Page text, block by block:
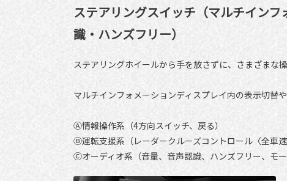
ステアリングスイッチ（マルチイン
識・ハンズフリー）
ステアリングホイールから手を放さずに、さまざまな操
マルチインフォメーションディスプレイ内の表示切替
Ⓐ情報操作系（4方向スイッチ、戻る）
Ⓑ運転支援系（レーダークルーズコントロール〈全車
Ⓒオーディオ系（音量、音声認識、ハンズフリー、モー